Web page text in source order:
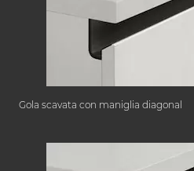
Gola scavata con maniglia diagonal